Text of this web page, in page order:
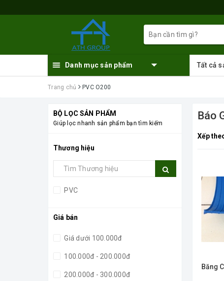
Danh mục sản phẩm Tất cả
Trang chủ PVC O200
BỘ LỌC SẢN PHẨM
Giúp lọc nhanh sản phẩm bạn tìm kiếm
Thương hiệu
PVC
Giá bán
Giá dưới 100.000đ
100.000đ - 200.000đ
200.000đ - 300.000đ
Báo
Xếp
Băng